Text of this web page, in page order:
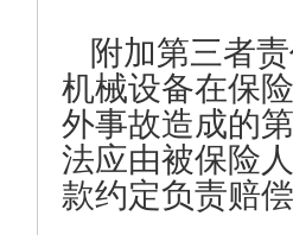
附加第三者
机械设备在保
外事故造成的
法应由被保险
款约定负责赔